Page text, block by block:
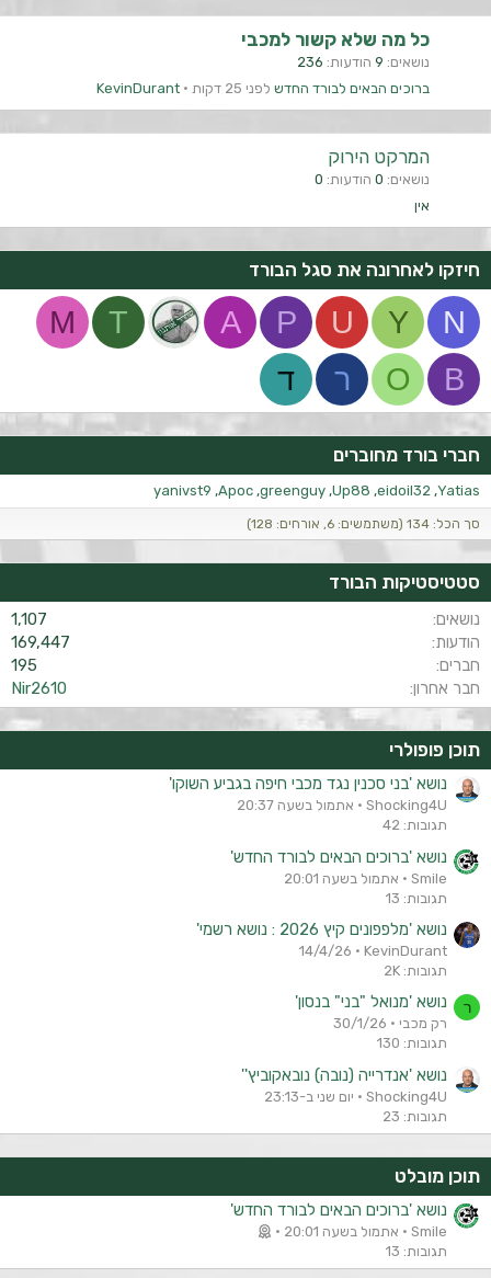
כל מה שלא קשור למכבי
נושאים 9 הודעות 236
ברוכים הבאים לבורד החדש לפני 25 דקות KevinDurant
המרקט הירוק
נושאים 0 הודעות 0
אין
חיזקו לאחרונה את סגל הבורד
N
Y
U
P
A
T
M
B
O ר ד
חברי בורד מחוברים
Yatias
eidoil32
Up88
greenguy
Apoc
yanivst9
סך הכל: 134 (משתמשים: 6, אורחים: 128)
סטטיסטיקות הבורד
נושאים
1,107
הודעות
169,447
חברים
195
חבר אחרון
Nir2610
תוכן פופולרי
נושא 'בני סכנין נגד מכבי חיפה בגביע השוקו'
Shocking4U
אתמול בשעה 20:37
תגובות: 42
נושא 'ברוכים הבאים לבורד החדש'
Smile
אתמול בשעה 20:01
תגובות: 13
נושא 'מלפפונים קיץ 2026 : נושא רשמי'
KevinDurant
14/4/26
תגובות: 2K
ר נושא 'מנואל "בני" בנסון'
רק מכבי
30/1/26
תגובות: 130
נושא 'אנדרייה (נובה) נובאקוביץ''
Shocking4U
יום שני ב-23:13
תגובות: 23
תוכן מובלט
נושא 'ברוכים הבאים לבורד החדש'
Smile
אתמול בשעה 20:01
תגובות: 13